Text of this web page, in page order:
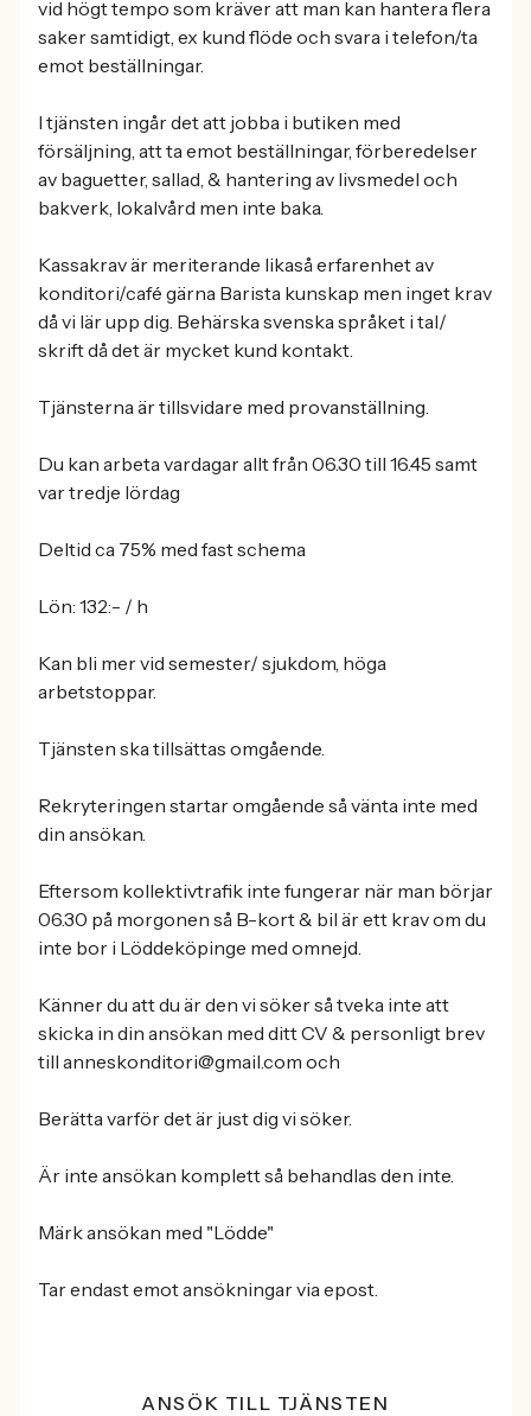
vid högt tempo som kräver att man kan hantera flera
saker samtidigt, ex kund flöde och svara i telefon/ta
emot beställningar.
I tjänsten ingår det att jobba i butiken med
försäljning, att ta emot beställningar, förberedelser
av baguetter, sallad, & hantering av livsmedel och
bakverk, lokalvård men inte baka.
Kassakrav är meriterande likaså erfarenhet av
konditori/café gärna Barista kunskap men inget krav
då vi lär upp dig. Behärska svenska språket i tal/
skrift då det är mycket kund kontakt.
Tjänsterna är tillsvidare med provanställning.
Du kan arbeta vardagar allt från 06.30 till 16.45 samt
var tredje lördag
Deltid ca 75% med fast schema
Lön: 132:- / h
Kan bli mer vid semester/ sjukdom, höga
arbetstoppar.
Tjänsten ska tillsättas omgående.
Rekryteringen startar omgående så vänta inte med
din ansökan.
Eftersom kollektivtrafik inte fungerar när man börjar
06.30 på morgonen så B-kort & bil är ett krav om du
inte bor i Löddeköpinge med omnejd.
Känner du att du är den vi söker så tveka inte att
skicka in din ansökan med ditt CV & personligt brev
till anneskonditori@gmail.com och
Berätta varför det är just dig vi söker.
Är inte ansökan komplett så behandlas den inte.
Märk ansökan med "Lödde"
Tar endast emot ansökningar via epost.
ANSÖK TILL TJÄNSTEN